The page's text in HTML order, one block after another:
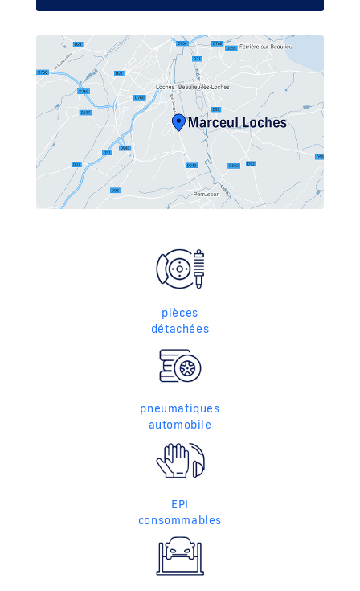
pièces
détachées
pneumatiques
automobile
EPI
consommables